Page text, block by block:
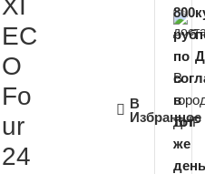
EC
O
Fo
ur
24
В
Избранное
В
ДНР
800
руб
по
в
тот
же